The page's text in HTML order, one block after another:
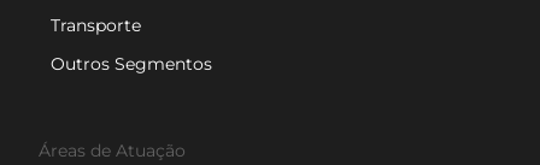
Transporte
Outros Segmentos
Áreas de Atuação